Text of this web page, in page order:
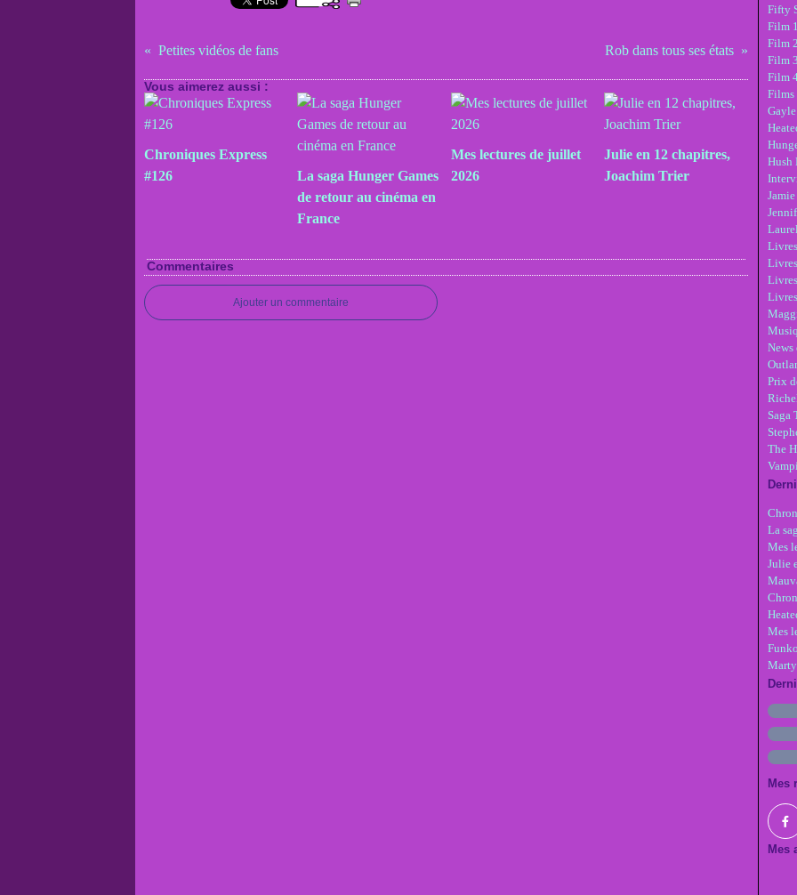
Petites vidéos de fans Rob dans tous ses états
Vous aimerez aussi :
Chroniques Express
#126
La saga Hunger Games
de retour au cinéma en
France
Mes lectures de juillet
2026
Julie en 12 chapitres,
Joachim Trier
Commentaires
Ajouter un commentaire
Fifty
Film
Film
Film
Film
Films
Hush
Livres
News
Prix
Saga
The
La
Mes
Julie
Mes
Mes
Mes